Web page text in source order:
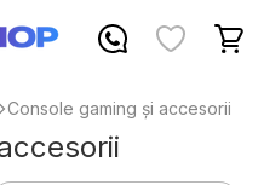
Console gaming și accesorii